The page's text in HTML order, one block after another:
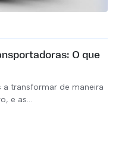
O que
a transformar de maneira
e as…